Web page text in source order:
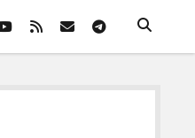
youtube
rss emailtelegram